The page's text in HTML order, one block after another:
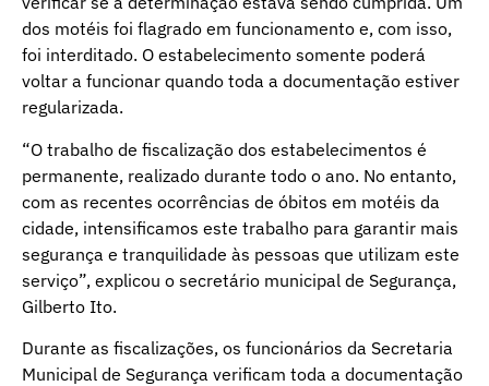
dos motéis foi flagrado em funcionamento e, com isso,
foi interditado. O estabelecimento somente poderá
voltar a funcionar quando toda a documentação estiver
regularizada.
“O trabalho de fiscalização dos estabelecimentos é
permanente, realizado durante todo o ano. No entanto,
com as recentes ocorrências de óbitos em motéis da
cidade, intensificamos este trabalho para garantir mais
segurança e tranquilidade às pessoas que utilizam este
serviço”, explicou o secretário municipal de Segurança,
Gilberto Ito.
Durante as fiscalizações, os funcionários da Secretaria
Municipal de Segurança verificam toda a documentação